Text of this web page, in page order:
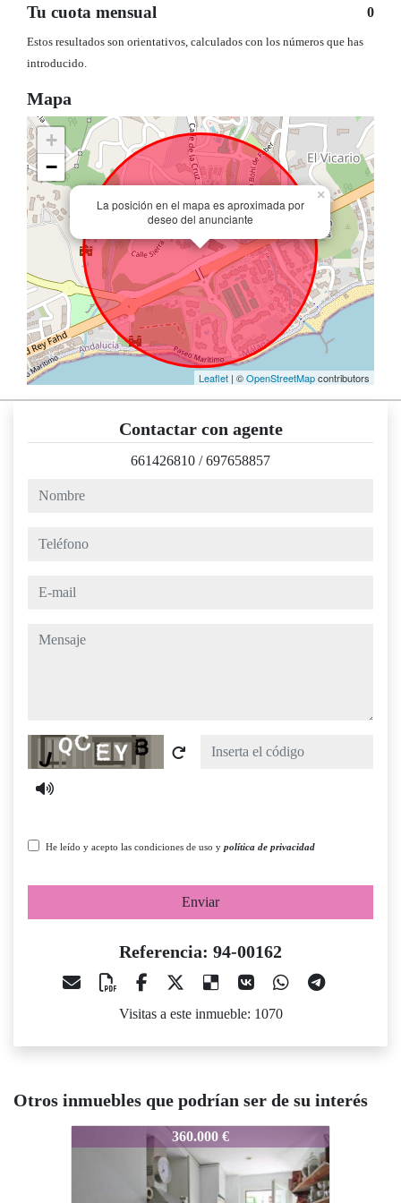
Tu cuota mensual 0
Estos resultados son orientativos, calculados con los números que has
introducido.
Mapa
La posición en el mapa es aproximada por
deseo del anunciante
×
+
−
Leaflet | ©OpenStreetMapcontributors
Contactar con agente
661426810 /697658857
nombre
teléfono
e-mail
mensaje
Captcha
He leído y acepto las condiciones de uso y política de privacidad
Enviar
Referencia: 94-00162
Visitas a este inmueble: 1070
Otros inmuebles que podrían ser de su interés
360.000 €
94-00162